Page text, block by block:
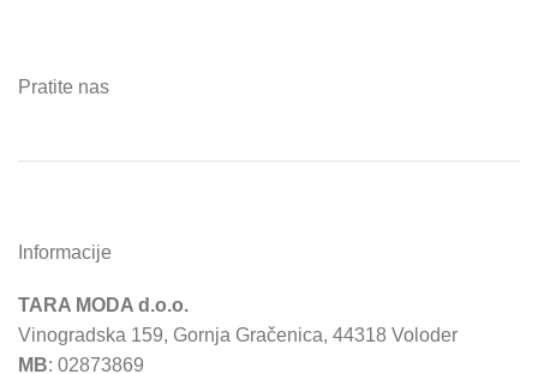
Pratite nas
Informacije
TARA MODA d.o.o.
Vinogradska 159, Gornja Gračenica, 44318 Voloder
MB: 02873869